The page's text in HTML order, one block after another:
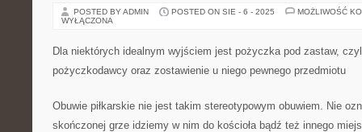
POSTED BY ADMIN POSTED ON SIE - 6 - 2025
MOŻLIWOŚĆ
WYŁĄCZONA
Dla niektórych idealnym wyjściem jest pożyczka pod zastaw,
pożyczkodawcy oraz zostawienie u niego pewnego przedmiotu
Obuwie piłkarskie nie jest takim stereotypowym obuwiem. Nie
skończonej grze idziemy w nim do kościoła bądź też innego